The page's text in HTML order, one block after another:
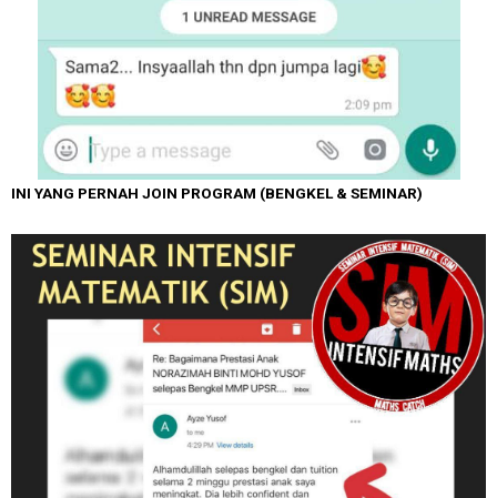
INI YANG PERNAH JOIN PROGRAM (BENGKEL & SEMINAR)